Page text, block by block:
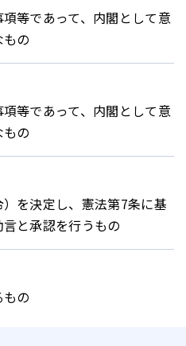
等であって、内閣として意
の
等であって、内閣として意
の
を決定し、憲法第7条に基
と承認を行うもの
の